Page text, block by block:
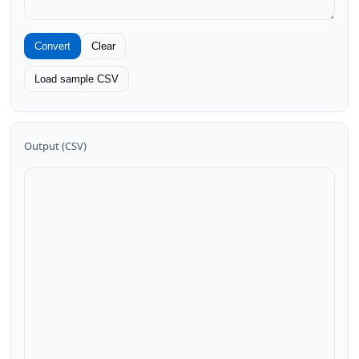
Convert Clear
Load sample CSV
Output (CSV)